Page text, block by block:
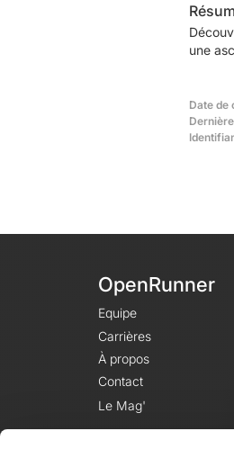
une
Date de
OpenRunner
Equipe
Carrières
À propos
Contact
Le Mag'